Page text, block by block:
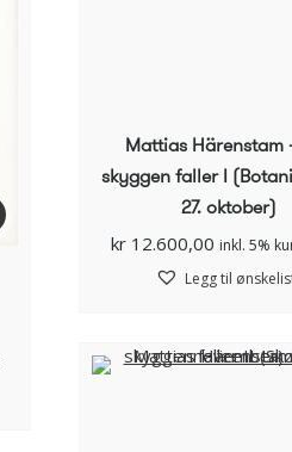
Mattias Härenstam
skyggen faller I
27. oktober)
kr 12.600,00 inkl. 5%
Legg til